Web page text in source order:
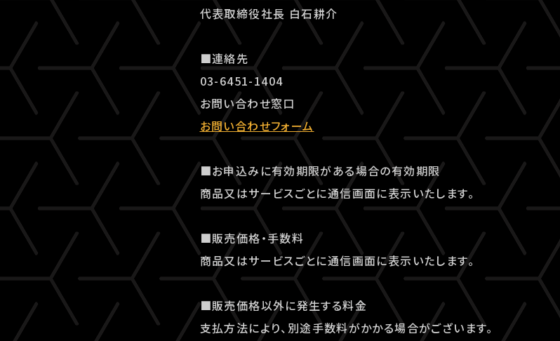
代表取締役社長 白石耕介
■連絡先
03-6451-1404
お問い合わせ窓口
お問い合わせフォーム
■お申込みに有効期限がある場合の有効期限
商品又はサービスごとに通信画面に表示いたします。
■販売価格・手数料
商品又はサービスごとに通信画面に表示いたします。
■販売価格以外に発生する料金
支払方法により、別途手数料がかかる場合がございます。